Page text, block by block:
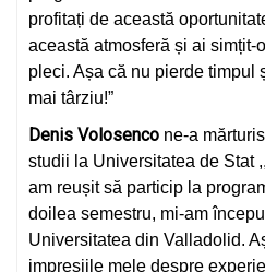
profitați de această
această atmosferă și ai simțit-
pleci. Așa că nu pierde timpul
mai târziu!”
Denis Volosenco ne-a
studii la Universitatea de Stat
am reușit să particip la
doilea semestru, mi-am
Universitatea din Valladolid.
impresiile mele despre